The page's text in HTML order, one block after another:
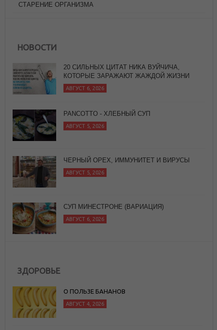
СТАРЕНИЕ ОРГАНИЗМА
НОВОСТИ
PANCOTTO - ХЛЕБНЫЙ СУП
АВГУСТ 5, 2026
ЧЕРНЫЙ ОРЕХ, ИММУНИТЕТ И ВИРУСЫ
АВГУСТ 5, 2026
СУП МИНЕСТРОНЕ (ВАРИАЦИЯ)
АВГУСТ 6, 2026
20 СИЛЬНЫХ ЦИТАТ НИКА ВУЙЧИЧА,
КОТОРЫЕ ЗАРАЖАЮТ ЖАЖДОЙ ЖИЗНИ
ЗДОРОВЬЕ
О ПОЛЬЗЕ БАНАНОВ
АВГУСТ 4, 2026